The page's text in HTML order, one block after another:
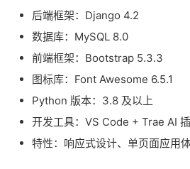
后端框架：Django 4.2
数据库：MySQL 8.0
前端框架：Bootstrap 5.3.3
图标库：Font Awesome 6.5.1
Python 版本：3.8 及以上
开发工具：VS Code + Trae AI
特性：响应式设计、单页面应用